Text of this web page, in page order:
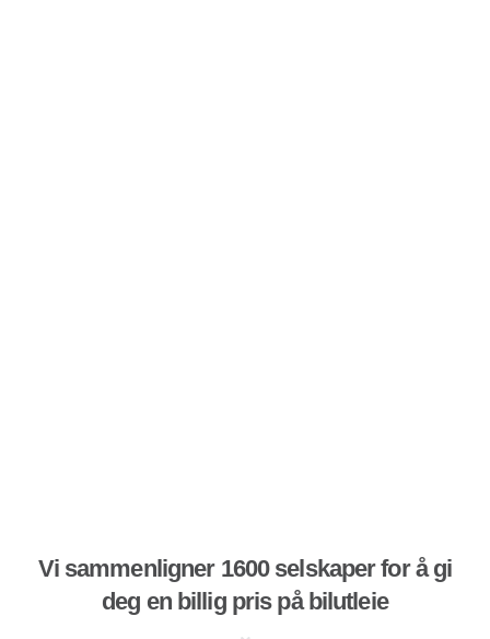
Vi sammenligner 1600 selskaper for å gi
deg en billig pris på bilutleie